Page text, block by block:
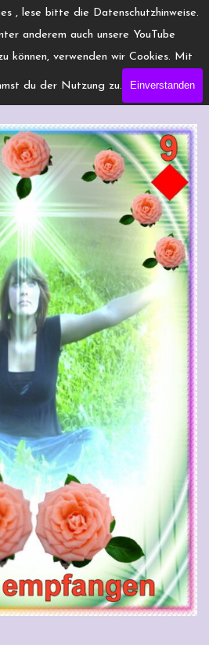
, lese bitte die Datenschutzhinweise.
anderem auch unsere YouTube
können, verwenden wir Cookies. Mit
du der Nutzung zu. Einverstanden